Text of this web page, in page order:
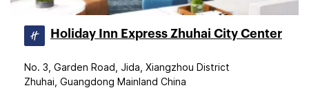
Holiday Inn Express Zhuhai City Center
No. 3, Garden Road, Jida, Xiangzhou District
Zhuhai, Guangdong Mainland China